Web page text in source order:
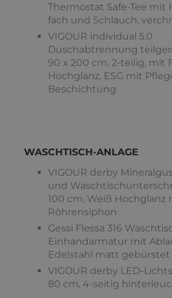
Thermostat Safe-Tee mit
fach und Schlauch,
VIGOUR individual 5.0
Duschabtrennung
90 x 200 cm, 2-teilig, mit
Hochglanz, ESG mit
Beschichtung
WASCHTISCH-ANLAGE
VIGOUR derby
und
100 cm, Weiß Hochglanz
Röhrensiphon
Gessi Flessa 316
Einhandarmatur mit
Edelstahl matt gebürstet
VIGOUR derby LED-
80 cm, 4-seitig